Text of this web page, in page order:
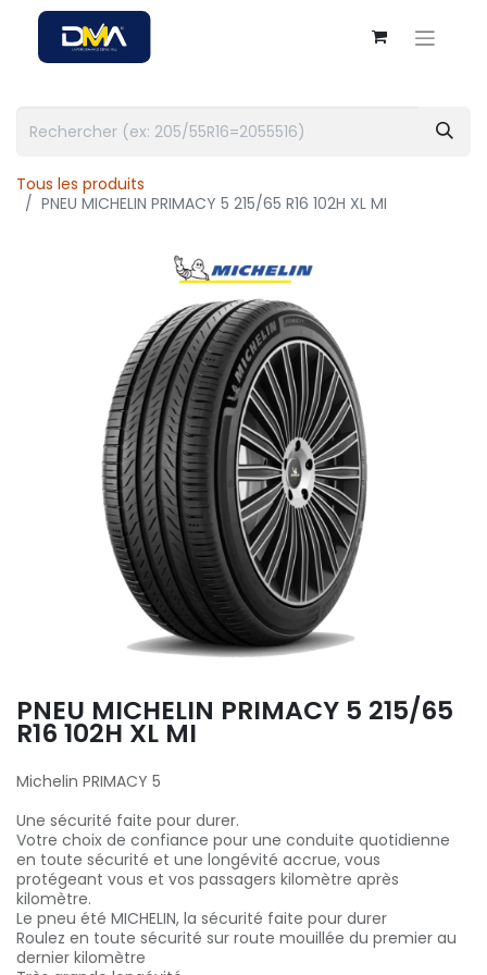
Tous les produits
PNEU MICHELIN PRIMACY 5 215/65 R16 102H XL MI
PNEU MICHELIN PRIMACY 5 215/65
R16 102H XL MI
Michelin PRIMACY 5
Une sécurité faite pour durer.
Votre choix de confiance pour une conduite quotidienne
en toute sécurité et une longévité accrue, vous
protégeant vous et vos passagers kilomètre après
kilomètre.
Le pneu été MICHELIN, la sécurité faite pour durer
Roulez en toute sécurité sur route mouillée du premier au
dernier kilomètre